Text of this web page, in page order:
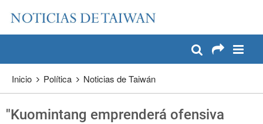
Pase a contenido principal
Inicio Política Noticias de Taiwán
"Kuomintang emprenderá ofensiva